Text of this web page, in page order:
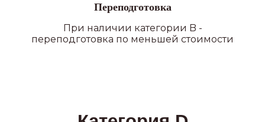
Переподготовка
При наличии категории B -
переподготовка по меньшей стоимости